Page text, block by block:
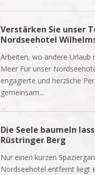
Verstärken Sie unser
Nordseehotel
Arbeiten, wo andere Urlaub
Meer Für unser
engagierte und herzliche
gemeinsam...
Die Seele baumeln
Rüstringer Berg
Nur einen kurzen
Nordseehotel entfernt liegt